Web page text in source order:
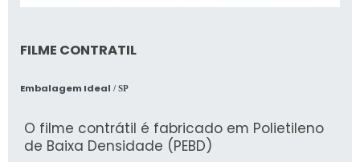
FILME CONTRATIL
Embalagem Ideal / SP
O filme contrátil é fabricado em Polietileno
de Baixa Densidade (PEBD)